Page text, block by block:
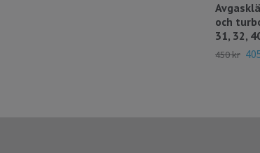
och
31, 32,
450 kr